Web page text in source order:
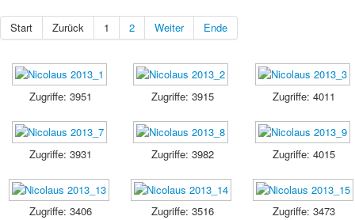
Start Zurück 1 2 Weiter Ende
Zugriffe: 3951 Zugriffe: 3915 Zugriffe: 4011
Zugriffe: 3931 Zugriffe: 3982 Zugriffe: 4015
Zugriffe: 3406 Zugriffe: 3516 Zugriffe: 3473